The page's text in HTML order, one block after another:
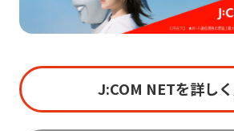
J:COM NETを詳し